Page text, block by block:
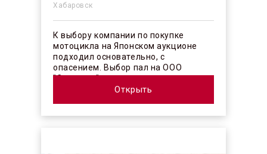
Хабаровск
К выбору компании по покупке
мотоцикла на Японском аукционе
подходил основательно, с
опасением. Выбор пал на ООО
"Синергос" после изучения отзывов в
Открыть